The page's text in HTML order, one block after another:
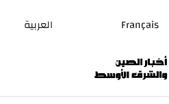
Français العربية